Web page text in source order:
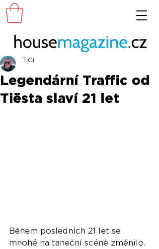
Legendární Traffic od
Tiësta slaví 21 let
TiGi
Během posledních 21 let se
mnohé na taneční scéně změnilo.